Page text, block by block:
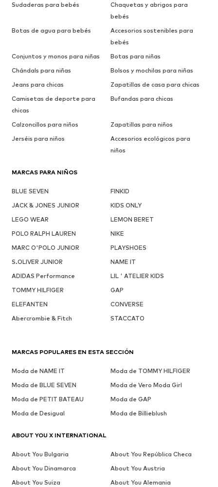
Sudaderas para bebés
Chaquetas y abrigos para
bebés
Botas de agua para bebés
Accesorios sostenibles para
bebés
Conjuntos y monos para niñas
Botas para niñas
Chándals para niñas
Bolsos y mochilas para niñas
Jeans para chicas
Zapatillas de casa para chicas
Camisetas de deporte para
chicas
Bufandas para chicas
Calzoncillos para niños
Zapatillas para niños
Jerséis para niños
Accesorios ecológicos para
niños
MARCAS PARA NIÑOS
BLUE SEVEN
FINKID
JACK & JONES JUNIOR
KIDS ONLY
LEGO WEAR
LEMON BERET
POLO RALPH LAUREN
NIKE
MARC O'POLO JUNIOR
PLAYSHOES
S.OLIVER JUNIOR
NAME IT
ADIDAS Performance
LIL ' ATELIER KIDS
TOMMY HILFIGER
GAP
ELEFANTEN
CONVERSE
Abercrombie & Fitch
STACCATO
MARCAS POPULARES EN ESTA SECCIÓN
Moda de NAME IT
Moda de TOMMY HILFIGER
Moda de BLUE SEVEN
Moda de Vero Moda Girl
Moda de PETIT BATEAU
Moda de GAP
Moda de Desigual
Moda de Billieblush
ABOUT YOU X INTERNATIONAL
About You Bulgaria
About You República Checa
About You Dinamarca
About You Austria
About You Suiza
About You Alemania